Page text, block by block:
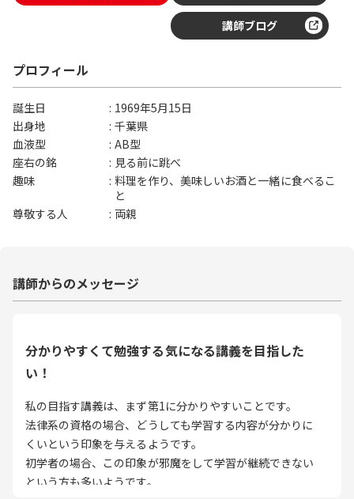
講師ブログ
プロフィール
誕生日
1969年5月15日
出身地
千葉県
血液型
AB型
座右の銘
見る前に跳べ
趣味
料理を作り、美味しいお酒と一緒に食べるこ
と
尊敬する人
両親
講師からのメッセージ
分かりやすくて勉強する気になる講義を目指した
い！
私の目指す講義は、まず第1に分かりやすいことです。
法律系の資格の場合、どうしても学習する内容が分かりに
くいという印象を与えるようです。
初学者の場合、この印象が邪魔をして学習が継続できない
という方も多いようです。